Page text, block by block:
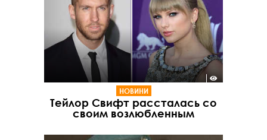
НОВИНИ
Тейлор Свифт рассталась со
своим возлюбленным